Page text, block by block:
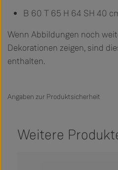
B 60 T 65 H 64 SH 40
Wenn Abbildungen noch
Dekorationen zeigen, sind
enthalten.
Angaben zur Produktsicherheit
Weitere